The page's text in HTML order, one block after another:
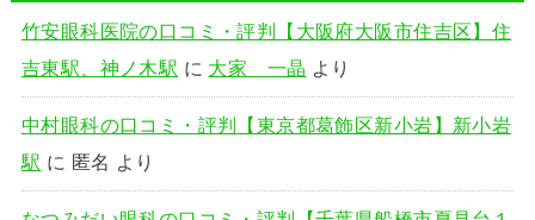
竹安眼科医院の口コミ・評判【大阪府大阪市住吉区】住
吉東駅、神ノ木駅 に 大家 一晶 より
中村眼科の口コミ・評判【東京都葛飾区新小岩】新小岩
駅 に 匿名 より